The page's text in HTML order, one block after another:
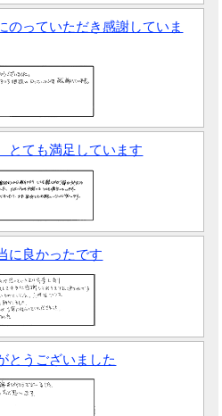
のっていただき感謝していま
とても満足しています
に良かったです
とうございました